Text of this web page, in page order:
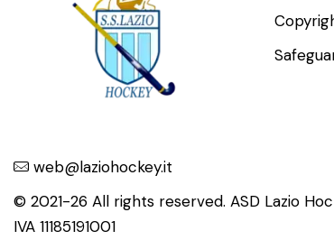
web@laziohockey.it
© 2021-26 All rights reserved. ASD Lazio
IVA 11185191001